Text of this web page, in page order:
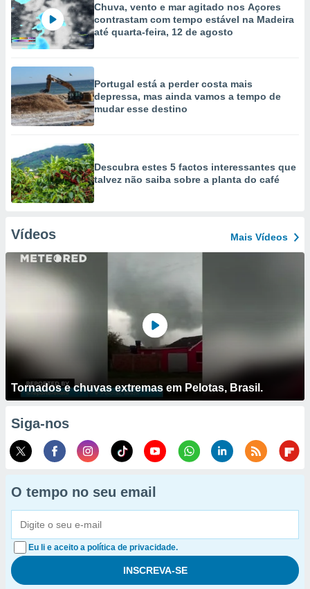
Chuva, vento e mar agitado nos Açores
contrastam com tempo estável na Madeira
até quarta-feira, 12 de agosto
Portugal está a perder costa mais
depressa, mas ainda vamos a tempo de
mudar esse destino
Descubra estes 5 factos interessantes que
talvez não saiba sobre a planta do café
Vídeos Mais Vídeos
Tornados e chuvas extremas em Pelotas, Brasil.
Siga-nos
O tempo no seu email
Eu li e aceito a política de privacidade.